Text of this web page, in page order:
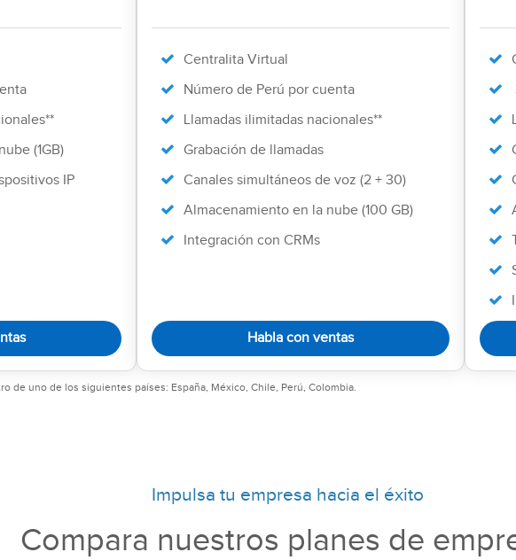
(1GB)
IP
Centralita Virtual
Número de Perú por cuenta
Llamadas ilimitadas nacionales**
Grabación de llamadas
Canales simultáneos de voz (2 + 30)
Almacenamiento en la nube (100 GB)
Integración con CRMs
Habla con ventas
de uno de los siguientes países: España, México, Chile, Perú, Colombia.
Impulsa tu empresa hacia el éxito
Compara nuestros planes de